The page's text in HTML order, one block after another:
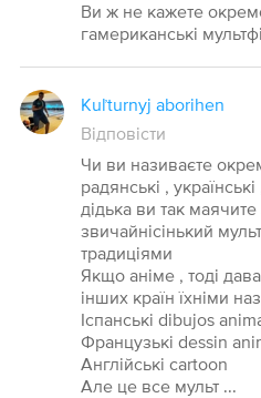
Ви ж не кажете
гамериканські
Kuľturnyj aborihen
Відповісти
Чи ви називаєте
радянські ,
дідька ви так
звичайнісінький
традиціями
Якщо аніме , тоді
інших країн їхніми
Іспанські dibujos
Французькі dessin
Англійські cartoon
Але це все мульт ...